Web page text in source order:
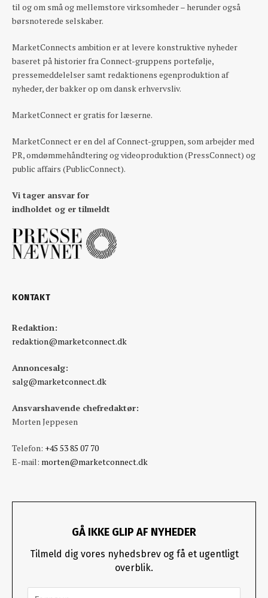
til og om små og mellemstore virksomheder – herunder også
børsnoterede selskaber.
MarketConnects ambition er at levere konstruktive nyheder
baseret på historier fra Connect-gruppens portefølje,
pressemeddelelser samt redaktionens egenproduktion af
nyheder, der bakker op om dansk erhvervsliv.
MarketConnect er gratis for læserne.
MarketConnect er en del af Connect-gruppen, som arbejder med
PR, omdømmehåndtering og videoproduktion (PressConnect) og
public affairs (PublicConnect).
Vi tager ansvar for
indholdet og er tilmeldt
KONTAKT
Redaktion:
redaktion@marketconnect.dk
Annoncesalg:
salg@marketconnect.dk
Ansvarshavende chefredaktør:
Morten Jeppesen
Telefon: +45 53 85 07 70
E-mail: morten@marketconnect.dk
GÅ IKKE GLIP AF NYHEDER
Tilmeld dig vores nyhedsbrev og få et ugentligt
overblik.